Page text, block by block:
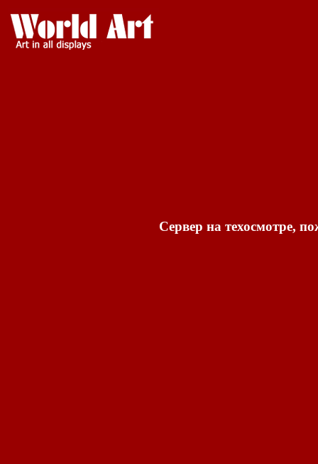
Сервер на техосмотре,